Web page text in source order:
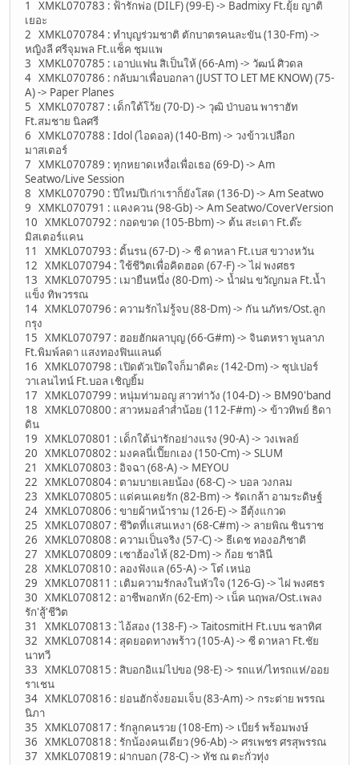
1 XMKL070783 : ฟ้ารักพ่อ (DILF) (99-E) -> Badmixy Ft.ยุ้ย ญาติ
เยอะ
2 XMKL070784 : ทำบุญร่วมชาติ ตักบาตรคนละขัน (130-Fm) ->
หญิงลี ศรีจุมพล Ft.แซ็ค ชุมแพ
3 XMKL070785 : เอาบ่แฟน สิเป็นให้ (66-Am) -> วัฒน์ ศิวดล
4 XMKL070786 : กลับมาเพื่อบอกลา (JUST TO LET ME KNOW) (75-
A) -> Paper Planes
5 XMKL070787 : เด็กใต้โว้ย (70-D) -> วุฒิ ป่าบอน พาราฮัท
Ft.สมชาย นิลศรี
6 XMKL070788 : Idol (ไอดอล) (140-Bm) -> วงข้าวเปลือก
มาสเตอร์
7 XMKL070789 : ทุกหยาดเหงื่อเพื่อเธอ (69-D) -> Am
Seatwo/Live Session
8 XMKL070790 : ปีใหม่ปีเก่าเราก็ยังโสด (136-D) -> Am Seatwo
9 XMKL070791 : แคงควน (98-Gb) -> Am Seatwo/CoverVersion
10 XMKL070792 : กอดขวด (105-Bbm) -> ต้น สะเดา Ft.ต๊ะ
มิสเตอร์แคน
11 XMKL070793 : ดิ้นรน (67-D) -> ซี ดาหลา Ft.เบส ขวางหวัน
12 XMKL070794 : ใช้ชีวิตเพื่อคิดฮอด (67-F) -> ไผ่ พงศธร
13 XMKL070795 : เมายืนหนึ่ง (80-Dm) -> น้ำฝน ขวัญกมล Ft.น้ำ
แข็ง ทิพวรรณ
14 XMKL070796 : ความรักไม่รู้จบ (88-Dm) -> กัน นภัทร/Ost.ลูก
กรุง
15 XMKL070797 : ฮอยฮักผลาบุญ (66-G#m) -> จินตหรา พูนลาภ
Ft.พิมพ์ลดา แสงทองฟินแลนด์
16 XMKL070798 : เปิดตัวเปิดใจก็มาดิคะ (142-Dm) -> ซุปเปอร์
วาเลนไทน์ Ft.บอล เชิญยิ้ม
17 XMKL070799 : หนุ่มท่ามอญ สาวท่าวัง (104-D) -> BM90'band
18 XMKL070800 : สาวหมอลำส่ำน้อย (112-F#m) -> ข้าวทิพย์ ธิดา
ดิน
19 XMKL070801 : เด็กใต้น่ารักอย่างแรง (90-A) -> วงเพลย์
20 XMKL070802 : มงคลนี่เปี๊ยกเอง (150-Cm) -> SLUM
21 XMKL070803 : อิจฉา (68-A) -> MEYOU
22 XMKL070804 : ตามบายเลยน้อง (68-C) -> บอล วงกลม
23 XMKL070805 : แด่คนเคยรัก (82-Bm) -> รัดเกล้า อามระดิษฐ์
24 XMKL070806 : ขายผ้าหน้าราม (126-E) -> อีตุ้งแกวด
25 XMKL070807 : ชีวิตที่เเสนเหงา (68-C#m) -> ลายพิณ ชินราช
26 XMKL070808 : ความเป็นจริง (57-C) -> ธีเดช ทองอภิชาติ
27 XMKL070809 : เซาฮ้องไห้ (82-Dm) -> ก้อย ชาลินี
28 XMKL070810 : ลองฟังแล (65-A) -> โต๋ เหน่อ
29 XMKL070811 : เติมความรักลงในหัวใจ (126-G) -> ไผ่ พงศธร
30 XMKL070812 : อาชีพอกหัก (62-Em) -> เน็ค นฤพล/Ost.เพลง
รัก'สู้'ชีวิต
31 XMKL070813 : ไอ้สอง (138-F) -> TaitosmitH Ft.เบน ชลาทิศ
32 XMKL070814 : สุดยอดทางพร้าว (105-A) -> ซี ดาหลา Ft.ชัย
นาทวี
33 XMKL070815 : สิบอกอิแม่ไปขอ (98-E) -> รถแห่/ไทรถแห่/ออย
ราเชน
34 XMKL070816 : ย่อนฮักจั่งยอมเจ็บ (83-Am) -> กระต่าย พรรณ
นิภา
35 XMKL070817 : รักลูกคนรวย (108-Em) -> เบียร์ พร้อมพงษ์
36 XMKL070818 : รักน้องคนเดียว (96-Ab) -> ศรเพชร ศรสุพรรณ
37 XMKL070819 : ฝากบอก (78-C) -> ทัช ณ ตะกั่วทุ่ง